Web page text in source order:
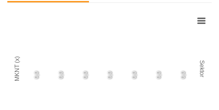
MKNT (x) Sektor
0,0 0,0 0,0 0,0 0,0 0,0 0,0